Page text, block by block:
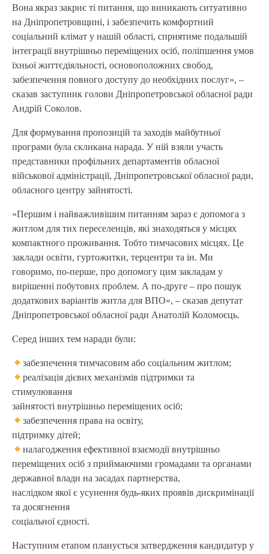
Вона якраз закриє ті питання, що виникають ситуативно
на Дніпропетровщині, і забезпечить комфортний
соціальний клімат у нашій області, сприятиме подальшій
інтеграції внутрішньо переміщених осіб, поліпшення умов
їхньої життєдіяльності, основоположних свобод,
забезпечення повного доступу до необхідних послуг», –
сказав заступник голови Дніпропетровської обласної ради
Андрій Соколов.
Для формування пропозицій та заходів майбутньої
програми була скликана нарада. У ній взяли участь
представники профільних департаментів обласної
військової адміністрації, Дніпропетровської обласної ради,
обласного центру зайнятості.
«Першим і найважливішим питанням зараз є допомога з
житлом для тих переселенців, які знаходяться у місцях
компактного проживання. Тобто тимчасових місцях. Це
заклади освіти, гуртожитки, терцентри та ін. Ми
говоримо, по-перше, про допомогу цим закладам у
вирішенні побутових проблем. А по-друге – про пошук
додаткових варіантів житла для ВПО», – сказав депутат
Дніпропетровської обласної ради Анатолій Коломоєць.
Серед інших тем наради були:
забезпечення тимчасовим або соціальним житлом;
реалізація дієвих механізмів підтримки та
стимулювання
зайнятості внутрішньо переміщених осіб;
забезпечення права на освіту,
підтримку дітей;
налагодження ефективної взаємодії внутрішньо
переміщених осіб з приймаючими громадами та органами
державної влади на засадах партнерства,
наслідком якої є усунення будь-яких проявів дискримінації
та досягнення
соціальної єдності.
Наступним етапом планується затвердження кандидатур у